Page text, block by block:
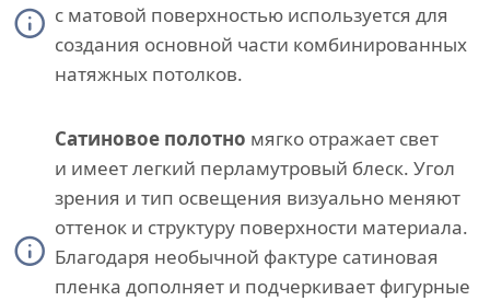
с матовой поверхностью используется для
создания основной части комбинированных
натяжных потолков.
Сатиновое полотно мягко отражает свет
и имеет легкий перламутровый блеск. Угол
зрения и тип освещения визуально меняют
оттенок и структуру поверхности материала.
Благодаря необычной фактуре сатиновая
пленка дополняет и подчеркивает фигурные